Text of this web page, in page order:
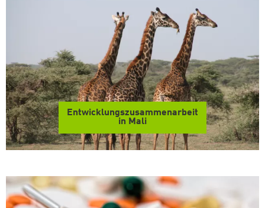
Entwicklungszusammenarbeit
in Mali